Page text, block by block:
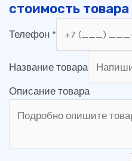
стоимость товара
Телефон *
Название товара
Описание товара